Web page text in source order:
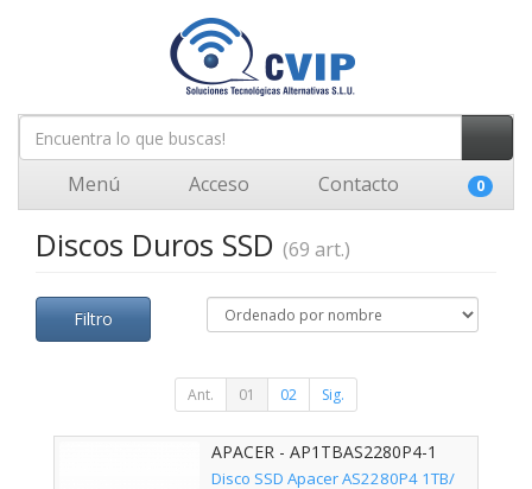
Menú Acceso Contacto 0
Discos Duros SSD (69 art.)
Filtro
Ant. 01 02 Sig.
APACER - AP1TBAS2280P4-1
Disco SSD Apacer AS2280P4 1TB/